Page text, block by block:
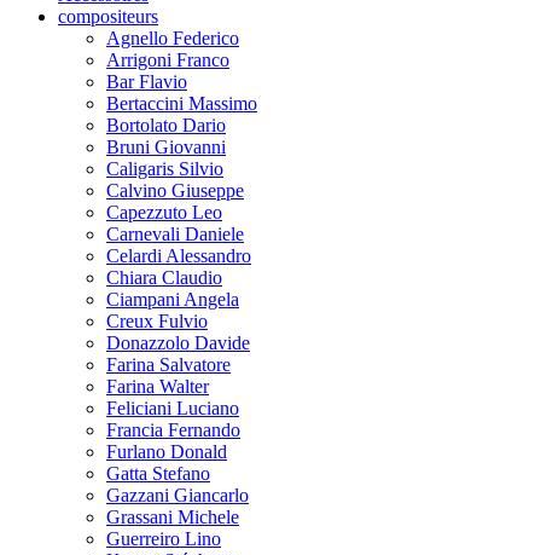
compositeurs
Agnello Federico
Arrigoni Franco
Bar Flavio
Bertaccini Massimo
Bortolato Dario
Bruni Giovanni
Caligaris Silvio
Calvino Giuseppe
Capezzuto Leo
Carnevali Daniele
Celardi Alessandro
Chiara Claudio
Ciampani Angela
Creux Fulvio
Donazzolo Davide
Farina Salvatore
Farina Walter
Feliciani Luciano
Francia Fernando
Furlano Donald
Gatta Stefano
Gazzani Giancarlo
Grassani Michele
Guerreiro Lino